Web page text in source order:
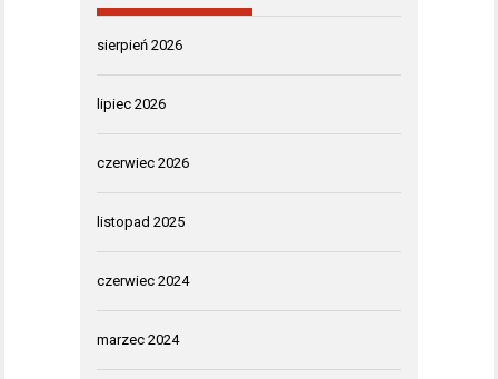
sierpień 2026
lipiec 2026
czerwiec 2026
listopad 2025
czerwiec 2024
marzec 2024